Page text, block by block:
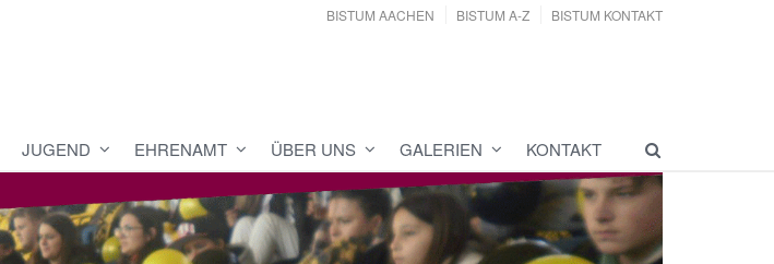
BISTUM AACHEN BISTUM A-Z BISTUM KONTAKT
JUGEND EHRENAMT ÜBER UNS GALERIEN KONTAKT